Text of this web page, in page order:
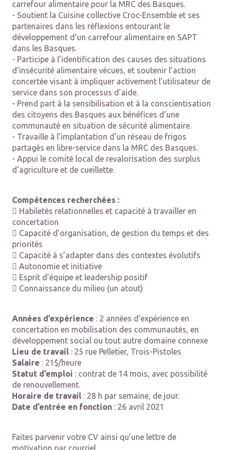
carrefour alimentaire pour la MRC des Basques.
- Soutient la Cuisine collective Croc-Ensemble et ses
partenaires dans les réflexions entourant le
développement d’un carrefour alimentaire en SAPT
dans les Basques.
- Participe à l’identification des causes des situations
d’insécurité alimentaire vécues, et soutenir l’action
concertée visant à impliquer activement l’utilisateur de
service dans son processus d’aide.
- Prend part à la sensibilisation et à la conscientisation
des citoyens des Basques aux bénéfices d’une
communauté en situation de sécurité alimentaire.
- Travaille à l’implantation d’un réseau de frigos
partagés en libre-service dans la MRC des Basques.
- Appui le comité local de revalorisation des surplus
d’agriculture et de cueillette.
Compétences recherchées :
 Habiletés relationnelles et capacité à travailler en
concertation
 Capacité d’organisation, de gestion du temps et des
priorités
 Capacité à s’adapter dans des contextes évolutifs
 Autonomie et initiative
 Esprit d’équipe et leadership positif
 Connaissance du milieu (un atout)
Années d’expérience : 2 années d’expérience en
concertation en mobilisation des communautés, en
développement social ou tout autre domaine connexe
Lieu de travail: 25 rue Pelletier, Trois-Pistoles
Salaire : 21$/heure
Statut d’emploi : contrat de 14 mois, avec possibilité
de renouvellement.
Horaire de travail: 28 h par semaine, de jour.
Date d’entrée en fonction: 26 avril 2021
Faites parvenir votre CV ainsi qu’une lettre de
motivation par courriel